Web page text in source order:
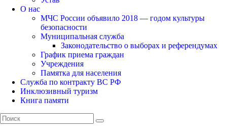
О нас
МЧС России объявило 2018 — годом культуры
безопасности
Муниципальная служба
Законодательство о выборах и референдумах
График приема граждан
Учреждения
Памятка для населения
Служба по контракту ВС РФ
Инклюзивный туризм
Книга памяти